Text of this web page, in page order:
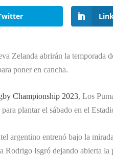
Zelanda abrirán la temporada
poner en cancha.
Championship 2023, Los
plantar el sábado en el
argentino entrenó bajo la
Rodrigo Isgró dejando abierta